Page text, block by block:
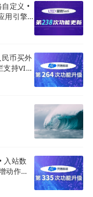
企业可依据业务需
来执行定制化的分
LTD营销枢纽，快
核心因素，制定有
计来提升用户的留
定义 •
用引擎
支持VIP
入站数
动作时